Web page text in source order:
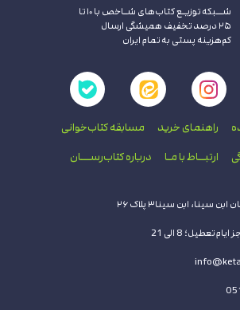
شــبکه توزیـع کتاب‌های شـاخص با ۱۰ تا
۲۵ درصد تخفیف همیشگی ارسال
کم‌هزینه پستی به تمام ایران
راهنمای‌ خرید مسابقه کتاب‌خوانی
ارتبــاط با‌ مـا درباره کتاب‌رســـان
سینا، ابن سینا۳ پلاک ۲۶
تعطیل؛ 8 الی 21